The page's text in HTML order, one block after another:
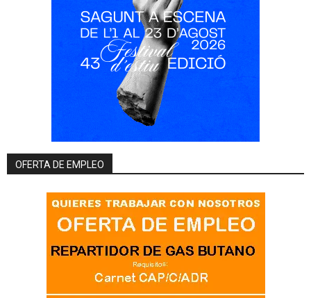
OFERTA DE EMPLEO